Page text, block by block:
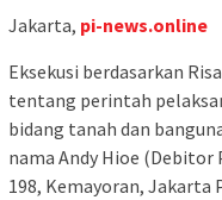
Jakarta, pi-news.online
Eksekusi berdasarkan
tentang perintah
bidang tanah dan
nama Andy Hioe
198, Kemayoran, Jakarta